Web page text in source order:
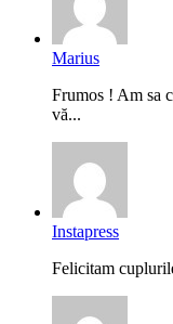
Marius
Frumos ! Am sa
vă...
Instapress
Felicitam